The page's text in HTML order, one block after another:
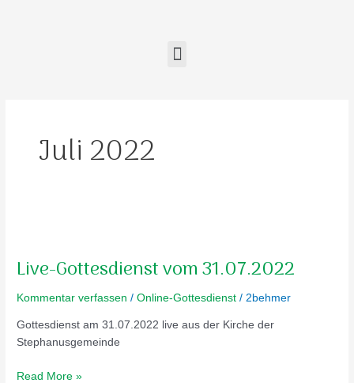
Menu
Juli 2022
Live-Gottesdienst vom 31.07.2022
Kommentar verfassen /Online-Gottesdienst /2behmer
Gottesdienst am 31.07.2022 live aus der Kirche der
Stephanusgemeinde
vom
Read More »